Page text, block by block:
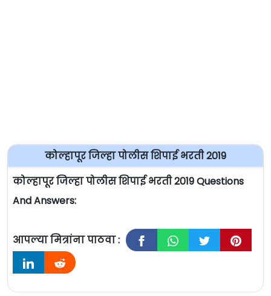
कोल्हापूर जिल्हा पोलीस शिपाई भरती 2019
कोल्हापूर जिल्हा पोलीस शिपाई भरती 2019 Questions
And Answers:
आपल्या मित्रांना पाठवा :